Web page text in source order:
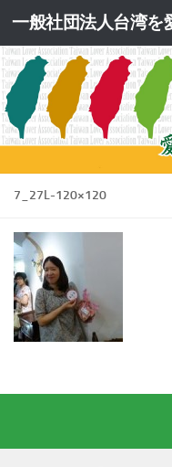
コンテンツへスキップ
7_27L-120×120